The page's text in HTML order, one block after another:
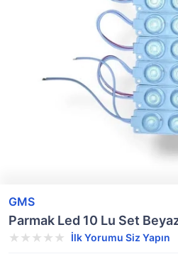
GMS
Parmak Led 10 Lu Set
İlk Yorumu Siz Yapın